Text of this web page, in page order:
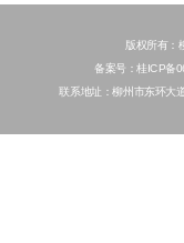
版权所有：
备案号：桂ICP备
联系地址：柳州市东环大